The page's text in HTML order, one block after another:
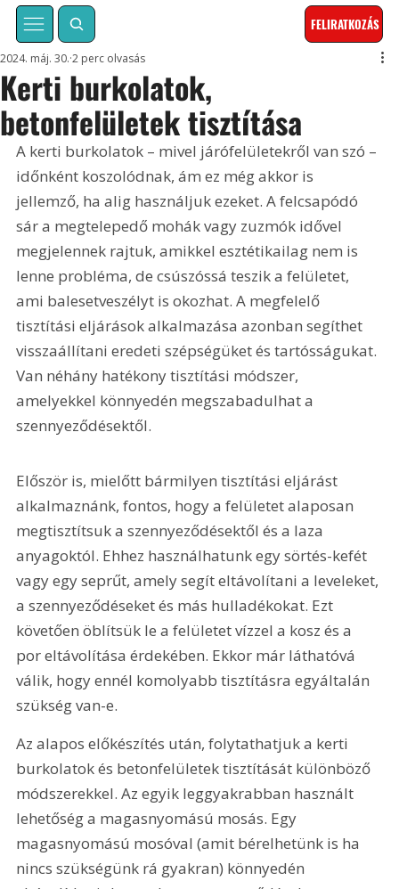
FELIRATKOZÁS
Kerti burkolatok,
betonfelületek tisztítása
2024. máj. 30. 2 perc olvasás
A kerti burkolatok – mivel járófelületekről van szó –
időnként koszolódnak, ám ez még akkor is
jellemző, ha alig használjuk ezeket. A felcsapódó
sár a megtelepedő mohák vagy zuzmók idővel
megjelennek rajtuk, amikkel esztétikailag nem is
lenne probléma, de csúszóssá teszik a felületet,
ami balesetveszélyt is okozhat. A megfelelő
tisztítási eljárások alkalmazása azonban segíthet
visszaállítani eredeti szépségüket és tartósságukat.
Van néhány hatékony tisztítási módszer,
amelyekkel könnyedén megszabadulhat a
szennyeződésektől.
Először is, mielőtt bármilyen tisztítási eljárást
alkalmaznánk, fontos, hogy a felületet alaposan
megtisztítsuk a szennyeződésektől és a laza
anyagoktól. Ehhez használhatunk egy sörtés-kefét
vagy egy seprűt, amely segít eltávolítani a leveleket,
a szennyeződéseket és más hulladékokat. Ezt
követően öblítsük le a felületet vízzel a kosz és a
por eltávolítása érdekében. Ekkor már láthatóvá
válik, hogy ennél komolyabb tisztításra egyáltalán
szükség van-e.
Az alapos előkészítés után, folytathatjuk a kerti
burkolatok és betonfelületek tisztítását különböző
módszerekkel. Az egyik leggyakrabban használt
lehetőség a magasnyomású mosás. Egy
magasnyomású mosóval (amit bérelhetünk is ha
nincs szükségünk rá gyakran) könnyedén